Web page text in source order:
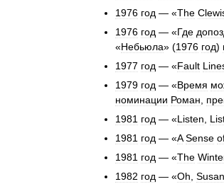
1976 год — «The
1976 год — «Где
«Небьюла» (1976 год)
1977 год — «Fault
1979 год — «Время
номинации Роман
1981 год — «Listen
1981 год — «A Sense
1981 год — «The
1982 год — «Oh